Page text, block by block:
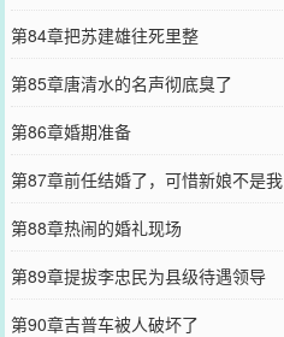
第84章把苏建雄往死里整
第85章唐清水的名声彻底臭了
第86章婚期准备
第87章前任结婚了，可惜新娘不是我
第88章热闹的婚礼现场
第89章提拔李忠民为县级待遇领导
第90章吉普车被人破坏了